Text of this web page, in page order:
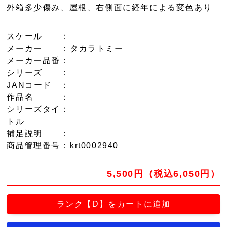
外箱多少傷み、屋根、右側面に経年による変色あり
スケール
：
メーカー
：タカラトミー
メーカー品番
：
シリーズ
：
JANコード
：
作品名
：
シリーズタイ
トル
：
補足説明
：
商品管理番号 ：krt0002940
5,500円（税込6,050円）
ランク【D】をカートに追加